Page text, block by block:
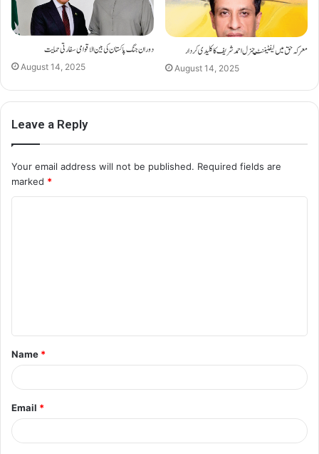
دوران جنگ پاکستان کی بین الاقوامی سفارتی حمایت
August 14, 2025
معرکہ حق میں لیفٹینٹ جنرل احمد شریف کا کلیدی کردار
August 14, 2025
Leave a Reply
Your email address will not be published. Required fields are
marked *
t
*
Name *
Email *